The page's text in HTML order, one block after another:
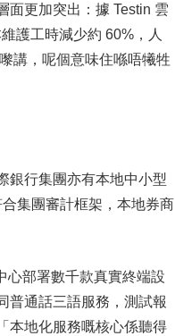
面更加突出：據 Testin 雲
護工時減少約 60%，人
講，呢個意味住喺唔犧牲
銀行集團亦有本地中小型
集團審計框架，本地券商
心部署數千款真實終端設
普通話三語服務，測試報
本地化服務嘅核心係聽得